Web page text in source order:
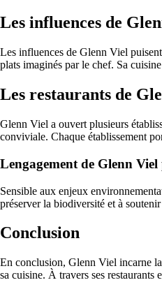
Les influences de
Les influences de Glenn Viel
plats imaginés par le chef. Sa
Les restaurants de
Glenn Viel a ouvert plusieurs
conviviale. Chaque établissement
Lengagement de Glenn
Sensible aux enjeux
préserver la biodiversité et à
Conclusion
En conclusion, Glenn Viel incarne
sa cuisine. À travers ses